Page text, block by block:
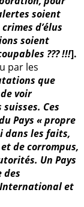
soient
d’élus
soient
??? !!!].
par les
que
voir
Ces
Pays « propre
dans les faits,
de corrompus,
Un Pays
des
et